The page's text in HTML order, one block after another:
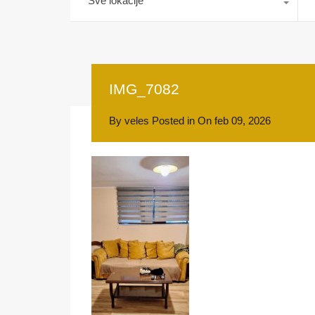
IMG_7082
By veles Posted in On feb 09, 2026